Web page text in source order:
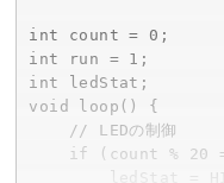
int count = 0;
int run = 1;
int ledStat;
void loop() {